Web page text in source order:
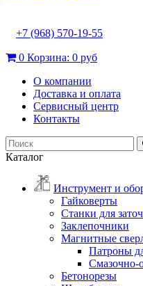
+7 (968) 570-19-55
0 Корзина: 0 руб
О компании
Доставка и оплата
Сервисный центр
Контакты
Каталог
Инструмент и
Гайковерты
Станки для
Заклепочники
Магнитные
Патроны
Смазочно-
Бетонорезы